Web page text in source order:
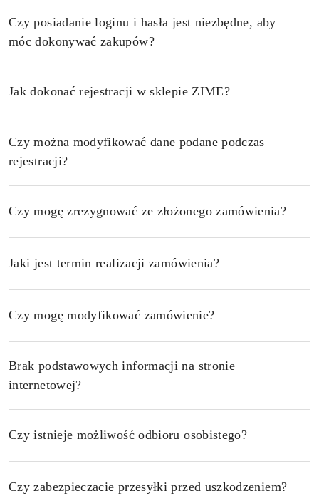
Czy posiadanie loginu i hasła jest niezbędne, aby
móc dokonywać zakupów?
Jak dokonać rejestracji w sklepie ZIME?
Czy można modyfikować dane podane podczas
rejestracji?
Czy mogę zrezygnować ze złożonego zamówienia?
Jaki jest termin realizacji zamówienia?
Czy mogę modyfikować zamówienie?
Brak podstawowych informacji na stronie
internetowej?
Czy istnieje możliwość odbioru osobistego?
Czy zabezpieczacie przesyłki przed uszkodzeniem?